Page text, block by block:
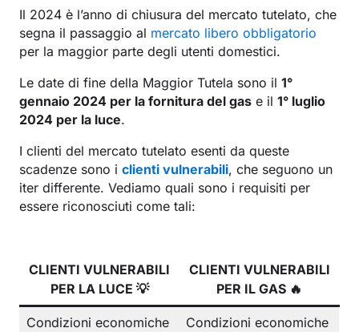
Il 2024 è l’anno di chiusura del mercato tutelato, che
segna il passaggio al mercato libero obbligatorio
per la maggior parte degli utenti domestici.
Le date di fine della Maggior Tutela sono il 1°
gennaio 2024 per la fornitura del gas e il 1° luglio
2024 per la luce.
I clienti del mercato tutelato esenti da queste
scadenze sono i clienti vulnerabili, che seguono un
iter differente. Vediamo quali sono i requisiti per
essere riconosciuti come tali:
CLIENTI VULNERABILI
PER LA LUCE 💡
CLIENTI VULNERABILI
PER IL GAS 🔥​
Condizioni economiche
Condizioni economiche